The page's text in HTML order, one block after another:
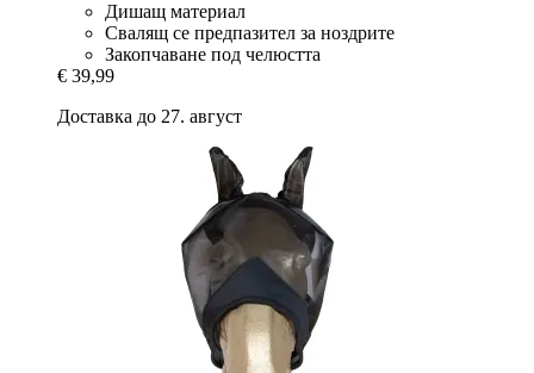
Дишащ материал
Свалящ се предпазител за ноздрите
Закопчаване под челюстта
€ 39,99
Доставка до 27. август